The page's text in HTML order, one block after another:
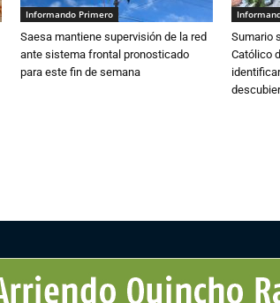
Informando Primero
Saesa mantiene supervisión de la red
ante sistema frontal pronosticado
para este fin de semana
Sumario
Católico